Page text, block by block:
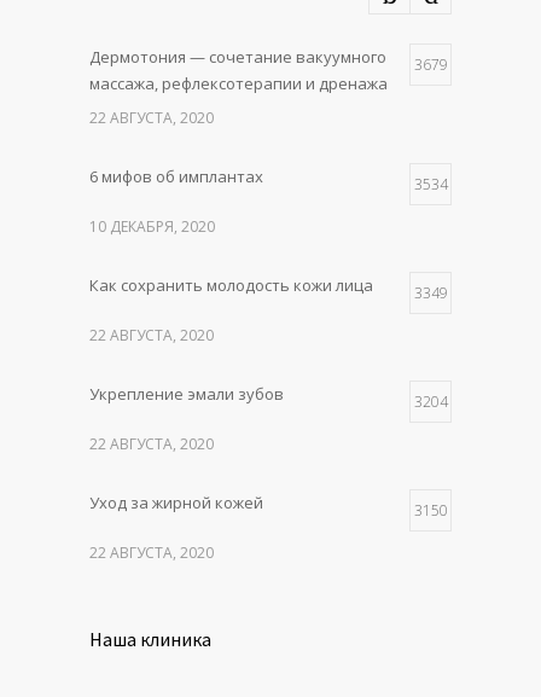
Дермотония — сочетание вакуумного
массажа, рефлексотерапии и дренажа
3679
22 АВГУСТА, 2020
6 мифов об имплантах 3534
10 ДЕКАБРЯ, 2020
Как сохранить молодость кожи лица 3349
22 АВГУСТА, 2020
Укрепление эмали зубов 3204
22 АВГУСТА, 2020
Уход за жирной кожей 3150
22 АВГУСТА, 2020
Наша клиника